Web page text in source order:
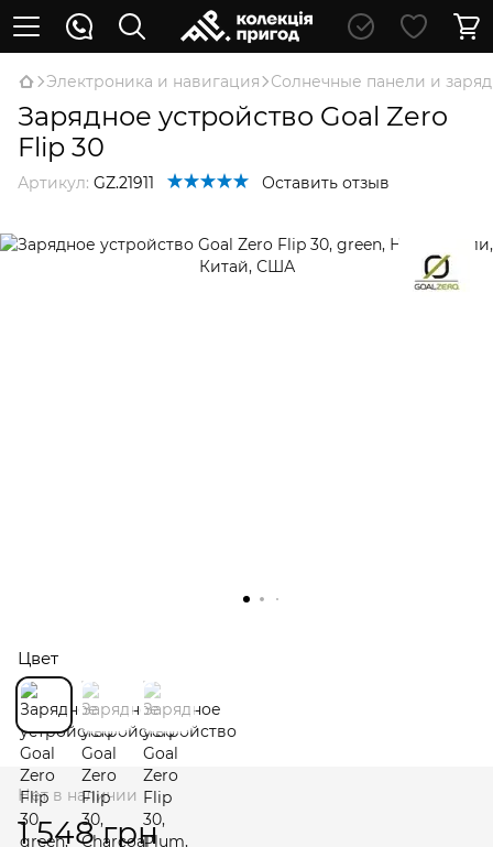
Электроника и навигация Солнечные панели и
Зарядное устройство Goal Zero
Flip 30
Артикул: GZ.21911 Оставить отзыв
Цвет
Нет в наличии
1 548 грн